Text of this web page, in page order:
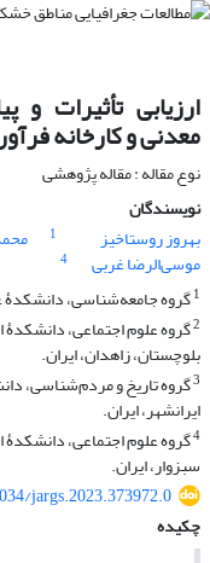
ارزیابی تأثیرات و
معدنی و کارخانه
نوع مقاله : مقاله پژوهشی
نویسندگان
بهروز روستاخیز
1
موسی‌الرضا غربی
4
1گروه جامعه‌شناسی، دانشکدۀ
2گروه علوم اجتماعی، دانشکدۀ
بلوچستان، زاهدان، ایران.
3گروه تاریخ و مردم‌شناسی،
ایرانشهر، ایران.
4گروه علوم اجتماعی،
سبزوار، ایران.
jargs.2023.373972.0
چکیده